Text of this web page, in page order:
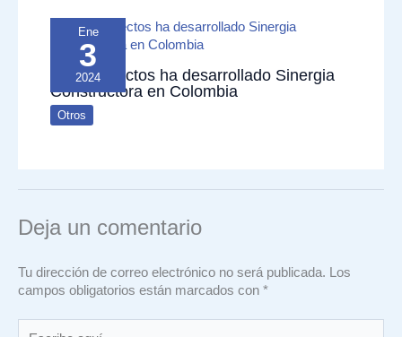
Ene
3
2024
Qué proyectos ha desarrollado Sinergia
Constructora en Colombia
Otros
Deja un comentario
Tu dirección de correo electrónico no será publicada. Los
campos obligatorios están marcados con *